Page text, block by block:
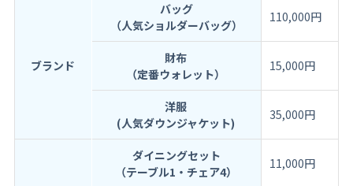
ブランド
バッグ
（人気ショルダーバッグ）
110,000円
財布
（定番ウォレット）
15,000円
洋服
(人気ダウンジャケット)
35,000円
ダイニングセット
（テーブル1・チェア4）
11,000円